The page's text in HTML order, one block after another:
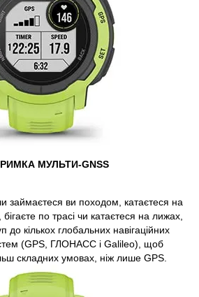
МУЛЬТИ-GNSS
займаєтеся ви походом, катаєтеся на
бігаєте по трасі чи катаєтеся на лижах,
до кількох глобальних навігаційних
(GPS, ГЛОНАСС і Galileo), щоб
складних умовах, ніж лише GPS.